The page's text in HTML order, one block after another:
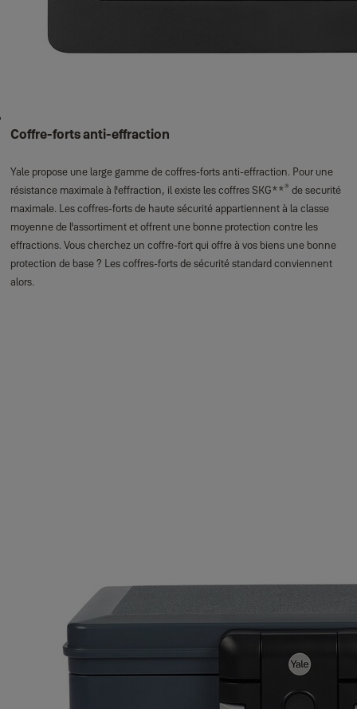
Coffre-forts anti-effraction
Yale propose une large gamme de coffres-forts anti-effraction. Pour une
résistance maximale à l'effraction, il existe les coffres SKG**® de securité
maximale. Les coffres-forts de haute sécurité appartiennent à la classe
moyenne de l'assortiment et offrent une bonne protection contre les
effractions. Vous cherchez un coffre-fort qui offre à vos biens une bonne
protection de base ? Les coffres-forts de sécurité standard conviennent
alors.